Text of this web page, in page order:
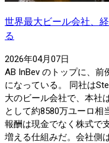
世界最大ビール会社、
る
2026年04月07日
AB InBev のトップに、
になっている。 同社は
大のビール会社で、本社
として約8580万ユーロ相
報酬は現金でなく株式で
増える仕組みだ。会社側